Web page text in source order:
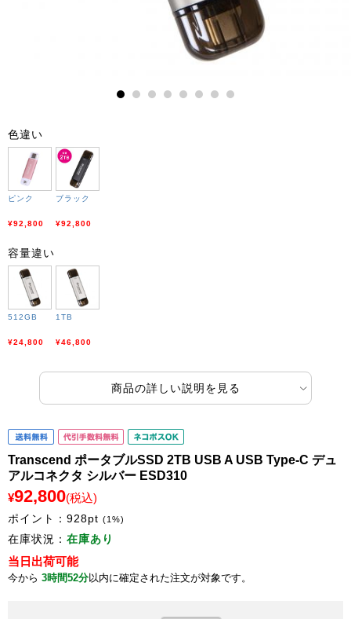
色違い
ピンク
¥92,800
ブラック
¥92,800
容量違い
512GB
¥24,800
1TB
¥46,800
商品の詳しい説明を見る
Transcend ポータブルSSD 2TB USB A USB Type-C デュ
アルコネクタ シルバー ESD310
¥92,800(税込)
ポイント： 928pt (1%)
在庫状況： 在庫あり
当日出荷可能
今から 3時間52分以内に確定された注文が対象です。